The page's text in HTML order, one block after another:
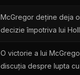
McGregor deține deja
decizie împotriva lui
O victorie a lui
discuția despre lupta